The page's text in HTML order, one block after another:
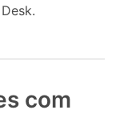
com